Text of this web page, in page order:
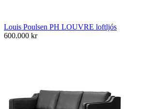
Louis Poulsen PH LOUVRE loftljós
600.000 kr